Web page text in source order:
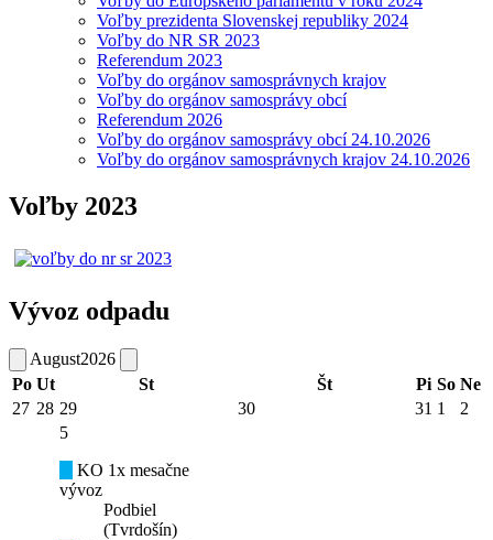
Voľby prezidenta Slovenskej republiky 2024
Voľby do NR SR 2023
Referendum 2023
Voľby do orgánov samosprávnych krajov
Voľby do orgánov samosprávy obcí
Referendum 2026
Voľby do orgánov samosprávy obcí 24.10.2026
Voľby do orgánov samosprávnych krajov 24.10.2026
Voľby 2023
Vývoz odpadu
August2026
Po Ut St Št Pi So Ne
27 28 29 30 31 1 2
5
KO 1x mesačne
vývoz
Podbiel
(Tvrdošín)